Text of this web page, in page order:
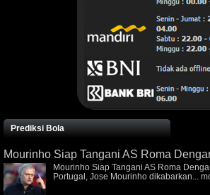
Prediksi Bola
Mourinho Siap Tangani AS Roma
Mourinho Siap Tangani AS Roma
Portugal, Jose Mourinho dikabarkan...